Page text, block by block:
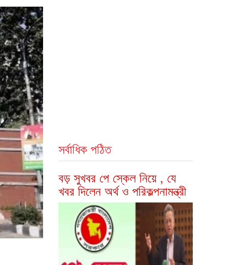
সর্বাধিক পঠিত
বড় সুখবর পে স্কেল নিয়ে , যে
খবর দিলেন অর্থ ও পরিকল্পনামন্ত্রী